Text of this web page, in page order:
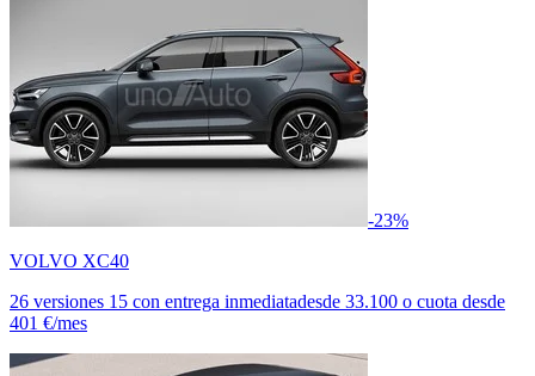
-23%
VOLVO XC40
26 versiones 15 con entrega inmediatadesde 33.100 o cuota desde
401 €/mes